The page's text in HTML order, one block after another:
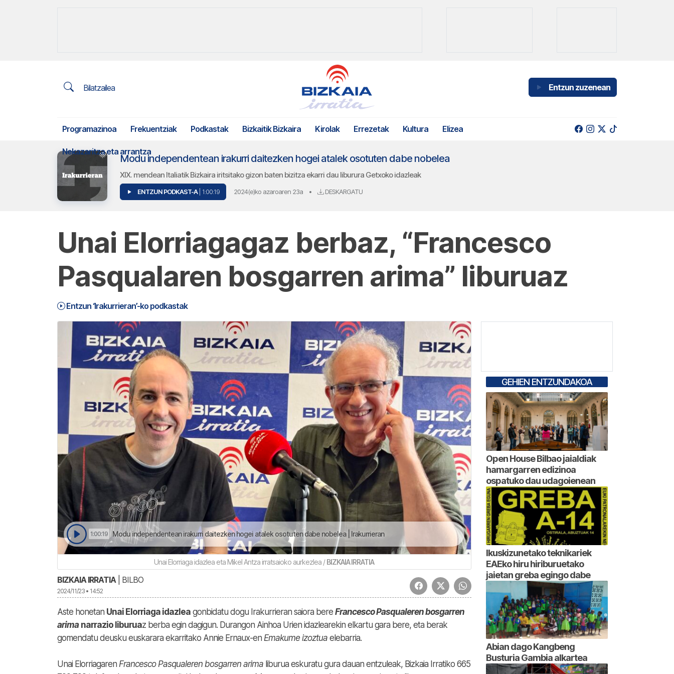
Bilatzailea Entzun zuzenean
Programazinoa Frekuentziak Podkastak Bizkaitik Bizkaira Kirolak Errezetak Kultura Elizea
Nekazaritza eta arrantza
Modu independentean irakurri daitezken hogei atalek osotuten dabe nobelea
XIX. mendean Italiatik Bizkaira iritsitako gizon baten bizitza ekarri dau liburura Getxoko idazleak
ENTZUN PODKAST-A | 1:00:19 2024(e)ko azaroaren 23a • DESKARGATU
Unai Elorriagagaz berbaz, “Francesco
Pasqualaren bosgarren arima” liburuaz
Entzun ‘Irakurrieran’-ko podkastak
1:00:19 Modu independentean irakurri daitezken hogei atalek osotuten dabe nobelea | Irakurrieran
Unai Elorriaga idazlea eta Mikel Antza irratsaioko aurkezlea /BIZKAIA IRRATIA
BIZKAIA IRRATIA| BILBO
2024/11/23 • 14:52
Aste honetan Unai Elorriaga idazlea gonbidatu dogu Irakurrieran saiora bere Francesco Pasqualeren bosgarren
arima narrazio liburuaz berba egin dagigun. Durangon Ainhoa Urien idazlearekin elkartu gara bere, eta berak
gomendatu deusku euskarara ekarritako Annie Ernaux-en Emakume izoztua elebarria.
Unai Elorriagaren Francesco Pasqualeren bosgarren arima liburua eskuratu gura dauan entzuleak, Bizkaia Irratiko 665
GEHIEN ENTZUNDAKOA
Open House Bilbao jaialdiak
hamargarren edizinoa
ospatuko dau udagoienean
Ikuskizunetako teknikariek
EAEko hiru hiriburuetako
jaietan greba egingo dabe
Abian dago Kangbeng
Busturia Gambia alkartea